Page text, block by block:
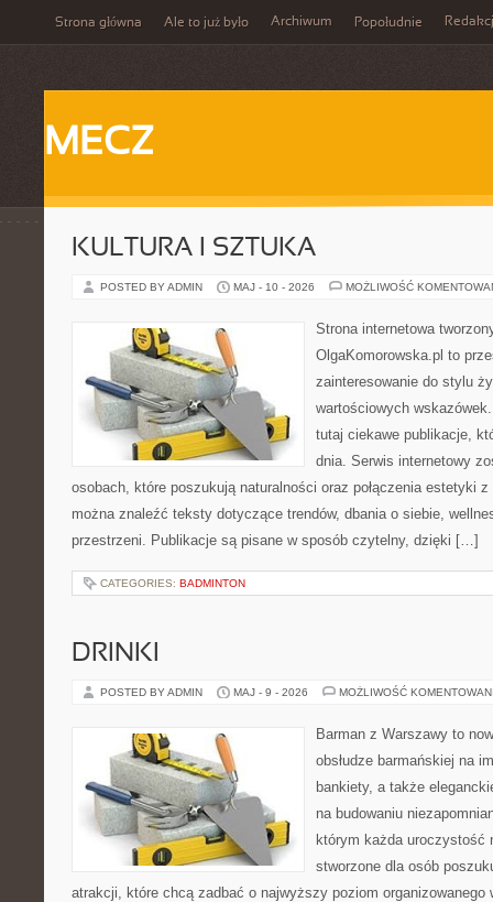
Strona główna Ale to już było Archiwum Popołudnie
MECZ
KULTURA I SZTUKA
POSTED BY ADMIN MAJ - 10 - 2026 MOŻLIWOŚĆ
Strona internetowa
OlgaKomorowska.pl to
zainteresowanie do stylu
wartościowych
tutaj ciekawe publikacje,
dnia. Serwis internetowy
osobach, które poszukują naturalności oraz połączenia estetyki
można znaleźć teksty dotyczące trendów, dbania o siebie,
przestrzeni. Publikacje są pisane w sposób czytelny, dzięki […]
CATEGORIES: BADMINTON
DRINKI
POSTED BY ADMIN MAJ - 9 - 2026 MOŻLIWOŚĆ
Barman z Warszawy to
obsłudze barmańskiej na
bankiety, a także
na budowaniu
którym każda uroczystość
stworzone dla osób
atrakcji, które chcą zadbać o najwyższy poziom organizowanego